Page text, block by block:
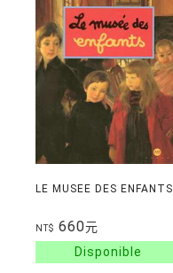
LE MUSEE DES ENFANTS
NT$ 660元